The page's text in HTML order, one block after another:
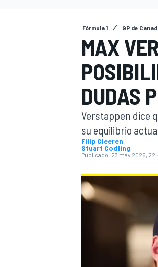
INDYCAR
Fórmula 1 GP de
MAX
DUDAS
Verstappen dice
su equilibrio
Filip Cleeren
Stuart Codling
Publicado: 23 may 2026,